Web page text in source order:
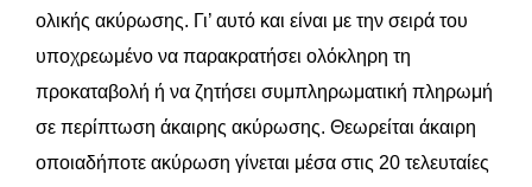
ολικής ακύρωσης. Γι’ αυτό και είναι με την σειρά του
υποχρεωμένο να παρακρατήσει ολόκληρη τη
προκαταβολή ή να ζητήσει συμπληρωματική πληρωμή
σε περίπτωση άκαιρης ακύρωσης. Θεωρείται άκαιρη
οποιαδήποτε ακύρωση γίνεται μέσα στις 20 τελευταίες